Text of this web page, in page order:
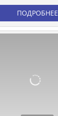
ПОДРОБНЕЕ